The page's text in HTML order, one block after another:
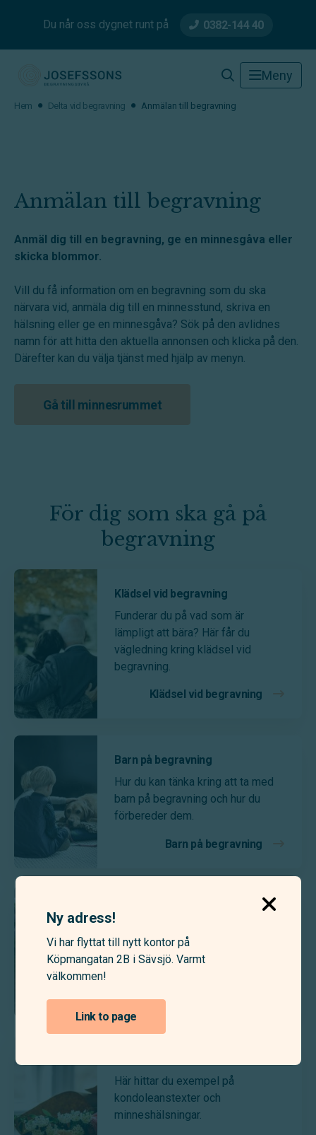
Du når oss dygnet runt på 0382-144 40
Josefssons Begravningsbyrå Meny
Hem Delta vid begravning Anmälan till begravning
Anmälan till begravning
Anmäl dig till en begravning, ge en minnesgåva eller
skicka blommor.
Vill du få information om en begravning som du ska
närvara vid, anmäla dig till en minnesstund, skriva en
hälsning eller ge en minnesgåva? Sök på den avlidnes
namn för att hitta den aktuella annonsen och klicka på den.
Därefter kan du välja tjänst med hjälp av menyn.
Gå till minnesrummet
För dig som ska gå på
begravning
Klädsel vid begravning
Funderar du på vad som är
lämpligt att bära? Här får du
vägledning kring klädsel vid
begravning.
Klädsel vid begravning
Barn på begravning
Hur du kan tänka kring att ta med
barn på begravning och hur du
förbereder dem.
Barn på begravning
Beställa blommor
beställa blommor till
begravningen.
Här hittar du exempel på
kondoleanstexter och
minneshälsningar.
Ny adress!
Vi har flyttat till nytt kontor på
Köpmangatan 2B i Sävsjö. Varmt
välkommen!
Link to page